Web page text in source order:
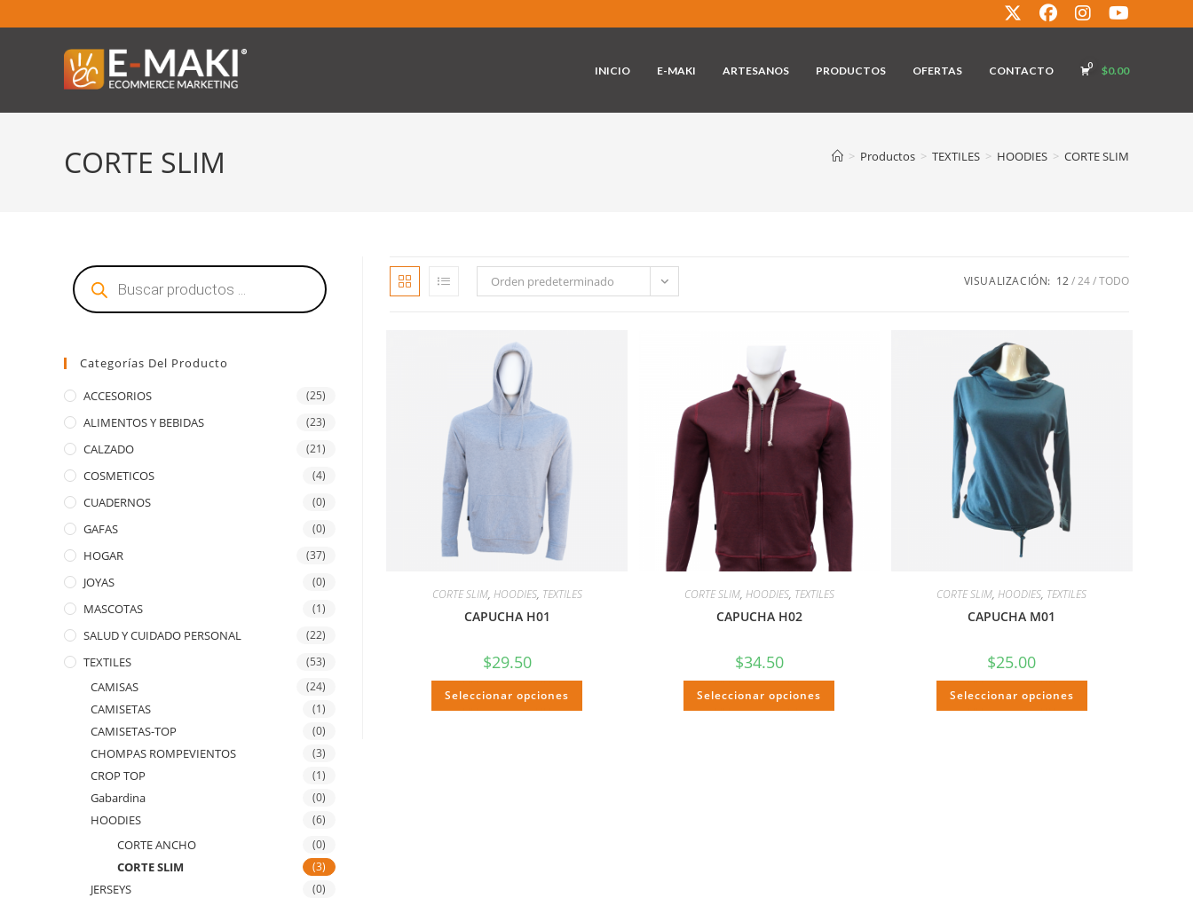
INICIO E-MAKI ARTESANOS PRODUCTOS OFERTAS CONTACTO 0 $0.00
CORTE SLIM > Productos > TEXTILES > HOODIES > CORTE SLIM
Orden predeterminado VISUALIZACIÓN: 12 24 TODO
CORTE SLIM, HOODIES, TEXTILES
CAPUCHA H01
$29.50
Seleccionar opciones
CORTE SLIM, HOODIES, TEXTILES
CAPUCHA H02
$34.50
Seleccionar opciones
CORTE SLIM,HOODIES, TEXTILES
CAPUCHA M01
$25.00
Seleccionar opciones
Categorías Del Producto
ACCESORIOS (25)
ALIMENTOS Y BEBIDAS (23)
CALZADO (21)
COSMETICOS (4)
CUADERNOS (0)
GAFAS (0)
HOGAR (37)
JOYAS (0)
MASCOTAS (1)
SALUD Y CUIDADO PERSONAL (22)
TEXTILES (53)
CAMISAS (24)
CAMISETAS (1)
CAMISETAS-TOP (0)
CHOMPAS ROMPEVIENTOS (3)
CROP TOP (1)
Gabardina (0)
HOODIES (6)
CORTE ANCHO (0)
CORTE SLIM (3)
JERSEYS (0)